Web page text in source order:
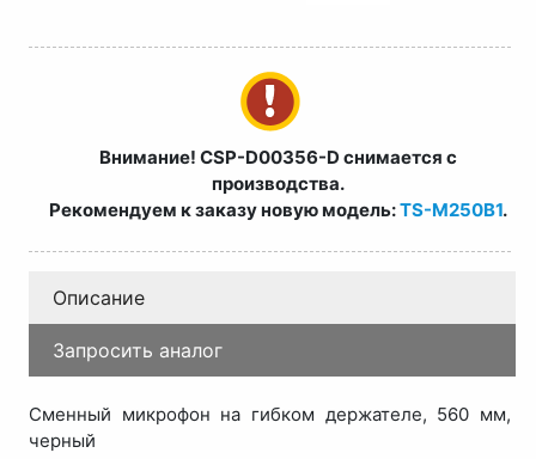
Внимание! CSP-D00356-D снимается с
производства.
Рекомендуем к заказу новую модель:TS-M250B1.
Описание
Запросить аналог
Сменный микрофон на гибком держателе, 560 мм,
черный